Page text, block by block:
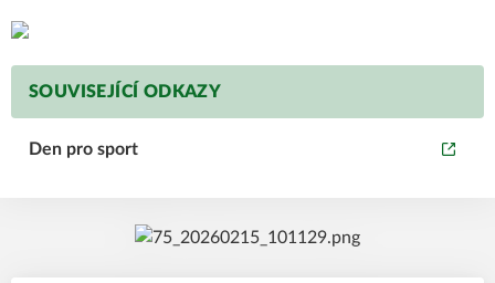
SOUVISEJÍCÍ ODKAZY
Den pro sport